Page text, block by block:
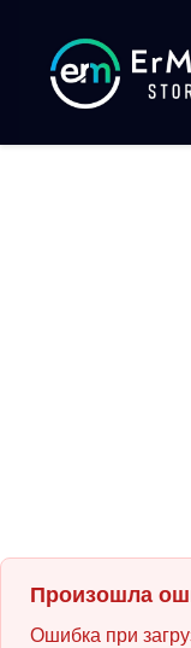
Произошла
Ошибка при